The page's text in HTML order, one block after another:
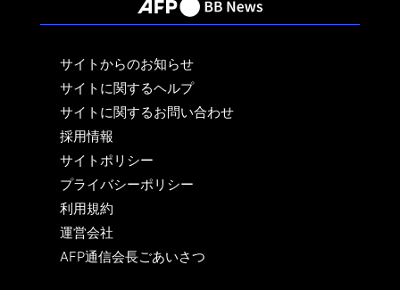
サイトからのお知らせ
サイトに関するヘルプ
サイトに関するお問い合わせ
採用情報
サイトポリシー
プライバシーポリシー
利用規約
運営会社
AFP通信会長ごあいさつ